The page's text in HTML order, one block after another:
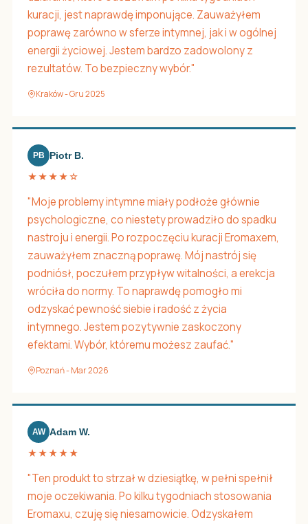
kuracji, jest naprawdę imponujące. Zauważyłem
poprawę zarówno w sferze intymnej, jak i w ogólnej
energii życiowej. Jestem bardzo zadowolony z
rezultatów. To bezpieczny wybór."
Kraków - Gru 2025
PB Piotr B.
★★★★☆
"Moje problemy intymne miały podłoże głównie
psychologiczne, co niestety prowadziło do spadku
nastroju i energii. Po rozpoczęciu kuracji Eromaxem,
zauważyłem znaczną poprawę. Mój nastrój się
podniósł, poczułem przypływ witalności, a erekcja
wróciła do normy. To naprawdę pomogło mi
odzyskać pewność siebie i radość z życia
intymnego. Jestem pozytywnie zaskoczony
efektami. Wybór, któremu możesz zaufać."
Poznań - Mar 2026
AW Adam W.
★★★★★
"Ten produkt to strzał w dziesiątkę, w pełni spełnił
moje oczekiwania. Po kilku tygodniach stosowania
Eromaxu, czuję się niesamowicie. Odzyskałem